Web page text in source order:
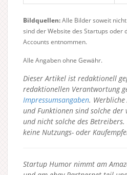
Bildquellen:Alle Bilder soweit
sind der Website des Startups oder
Accounts entnommen.
Alle Angaben ohne Gewähr.
Dieser Artikel ist redaktionell
redaktionellen Verantwortung
Impressumsangaben. Werbliche
und Funktionen sind solche der
und nicht solche des Betreibers.
keine Nutzungs- oder
Startup Humor nimmt am